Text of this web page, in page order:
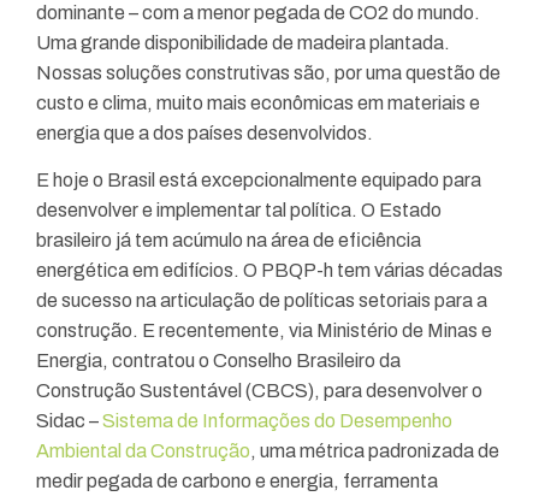
dominante – com a menor pegada de CO2 do mundo.
Uma grande disponibilidade de madeira plantada.
Nossas soluções construtivas são, por uma questão de
custo e clima, muito mais econômicas em materiais e
energia que a dos países desenvolvidos.
E hoje o Brasil está excepcionalmente equipado para
desenvolver e implementar tal política. O Estado
brasileiro já tem acúmulo na área de eficiência
energética em edifícios. O PBQP-h tem várias décadas
de sucesso na articulação de políticas setoriais para a
construção. E recentemente, via Ministério de Minas e
Energia, contratou o Conselho Brasileiro da
Construção Sustentável (CBCS), para desenvolver o
Sidac –Sistema de Informações do Desempenho
Ambiental da Construção, uma métrica padronizada de
medir pegada de carbono e energia, ferramenta